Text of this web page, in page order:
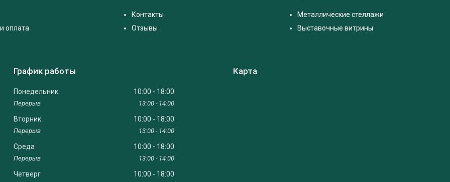
оплата
Контакты
Отзывы
Металлические стеллажи
Выставочные витрины
График работы
Понедельник 10:00 18:00
13:00 14:00
Вторник 10:00 18:00
13:00 14:00
Среда 10:00 18:00
13:00 14:00
Четверг 10:00 18:00
Карта